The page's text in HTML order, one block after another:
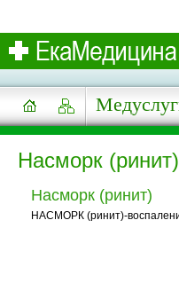
Насморк (ринит)
Насморк (ринит)
НАСМОРК (ринит)-